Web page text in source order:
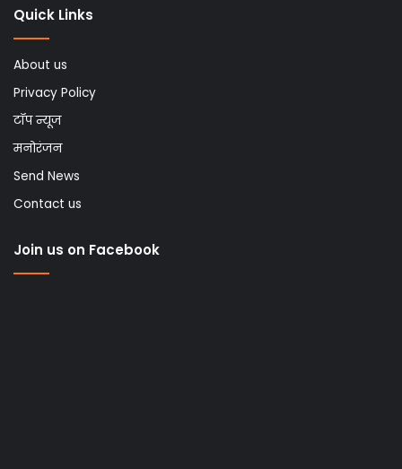
Quick Links
About us
Privacy Policy
टॉप न्यूज
मनोरंजन
Send News
Contact us
Join us on Facebook